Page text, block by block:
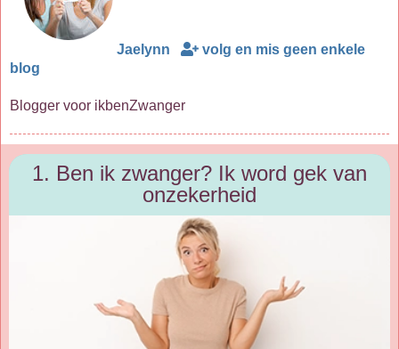
Jaelynn
volg en mis geen enkele
blog
Blogger voor ikbenZwanger
1. Ben ik zwanger? Ik word gek van
onzekerheid